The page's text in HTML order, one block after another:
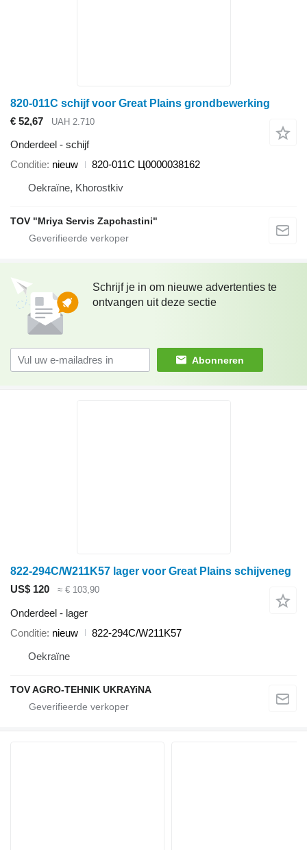
820-011C schijf voor Great Plains grondbewerking
€ 52,67
UAH 2.710
Onderdeel - schijf
Conditie nieuw
820-011C Ц0000038162
Oekraïne, Khorostkiv
TOV "Mriya Servis Zapchastini"
Schrijf je in om nieuwe advertenties te
ontvangen uit deze sectie
Abonneren
822-294C/W211K57 lager voor Great Plains schijveneg
US$ 120
≈ € 103,90
Onderdeel - lager
Conditie nieuw
822-294C/W211K57
Oekraïne
TOV AGRO-TEHNIK UKRAYiNA